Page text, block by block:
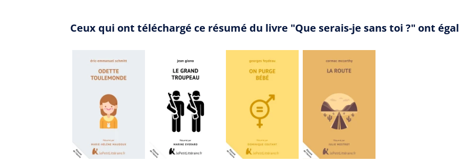
Ceux qui ont téléchargé ce résumé du livre "Que serais-je sans toi ?" ont